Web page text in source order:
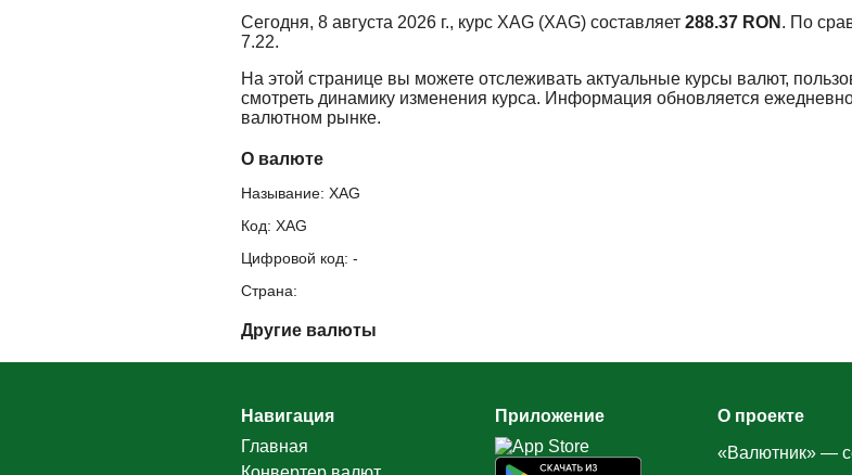
Сегодня, 8 августа 2026 г., курс XAG (XAG) составляет 288.37 RON . По
7.22.
На этой странице вы можете отслеживать актуальные курсы валют,
смотреть динамику изменения курса. Информация обновляется
валютном рынке.
О валюте
Называние: XAG
Код: XAG
Цифровой код: -
Страна:
Другие валюты
Навигация
Главная
Приложение
О проекте
«Валютник» —